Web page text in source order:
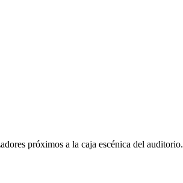
próximos a la caja escénica del auditorio.